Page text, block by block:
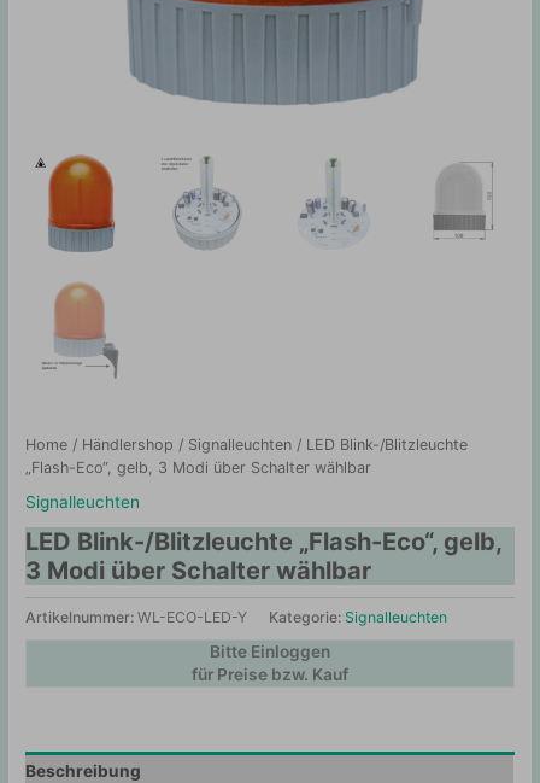
Home / Händlershop / Signalleuchten / LED Blink-/Blitzleuchte
„Flash-Eco“, gelb, 3 Modi über Schalter wählbar
Signalleuchten
LED Blink-/Blitzleuchte „Flash-Eco“, gelb,
3 Modi über Schalter wählbar
Artikelnummer:WL-ECO-LED-Y Kategorie: Signalleuchten
Bitte Einloggen
für Preise bzw. Kauf
Beschreibung